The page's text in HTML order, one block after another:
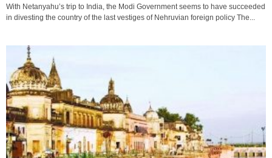
With Netanyahu’s trip to India, the Modi Government seems to have succeeded
in divesting the country of the last vestiges of Nehruvian foreign policy The...